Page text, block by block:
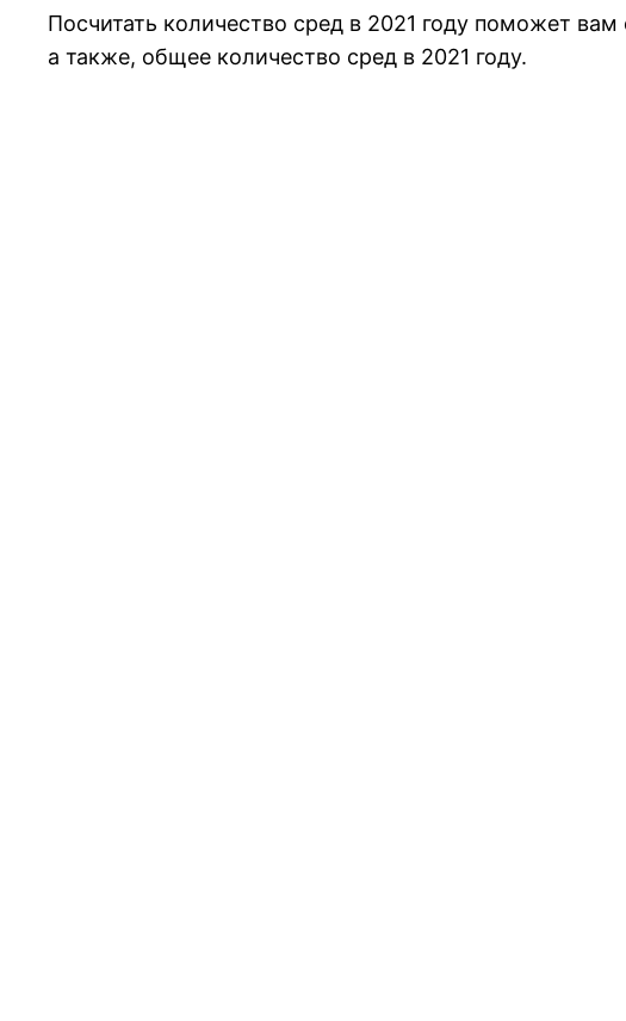
Посчитать количество сред в 2021 году поможет
а также, общее количество сред в 2021 году.